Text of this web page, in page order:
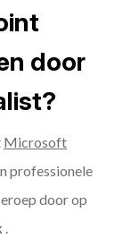
door
Microsoft
professionele
door op
.